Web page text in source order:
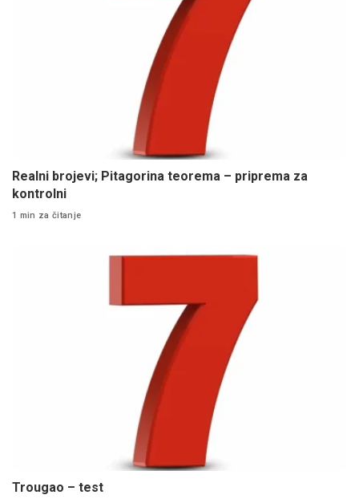
Realni brojevi; Pitagorina teorema – priprema za
kontrolni
1 min za čitanje
Trougao – test